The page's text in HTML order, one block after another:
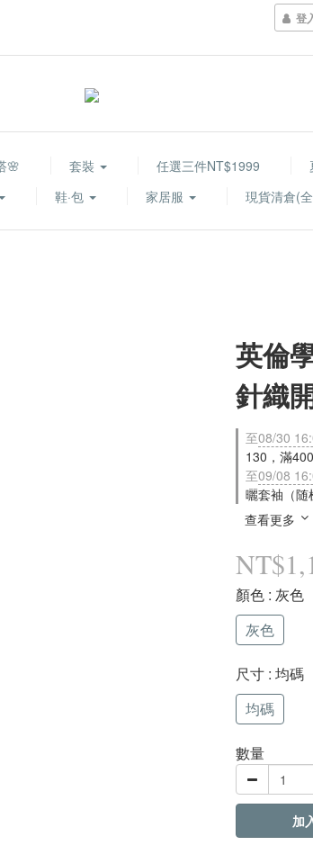
登
🌸 套裝 任選三件NT$1999
鞋·包 家居服 現貨清倉(
英倫
針織
至08/30
130，滿
至09/08
曬套袖（随
查看更多
顏色 : 灰色
灰色
尺寸 : 均碼
均碼
數量
加